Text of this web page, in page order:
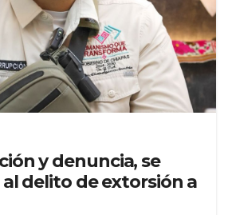
y denuncia, se
delito de extorsión a